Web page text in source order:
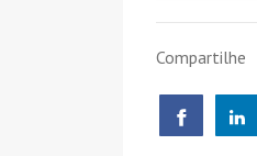
Compartilhe